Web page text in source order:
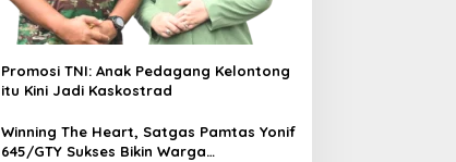
Promosi TNI: Anak Pedagang Kelontong
itu Kini Jadi Kaskostrad
Winning The Heart, Satgas Pamtas Yonif
645/GTY Sukses Bikin Warga